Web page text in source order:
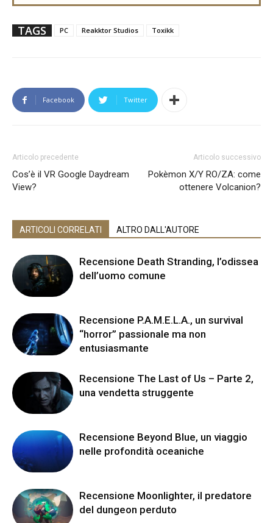
TAGS PC Reakktor Studios Toxikk
Facebook Twitter
Articolo precedente
Cos’è il VR Google Daydream
View?
Articolo successivo
Pokèmon X/Y RO/ZA: come
ottenere Volcanion?
ARTICOLI CORRELATI ALTRO DALL'AUTORE
Recensione Death Stranding, l’odissea
dell’uomo comune
Recensione P.A.M.E.L.A., un survival
“horror” passionale ma non
entusiasmante
Recensione The Last of Us – Parte 2,
una vendetta struggente
Recensione Beyond Blue, un viaggio
nelle profondità oceaniche
Recensione Moonlighter, il predatore
del dungeon perduto